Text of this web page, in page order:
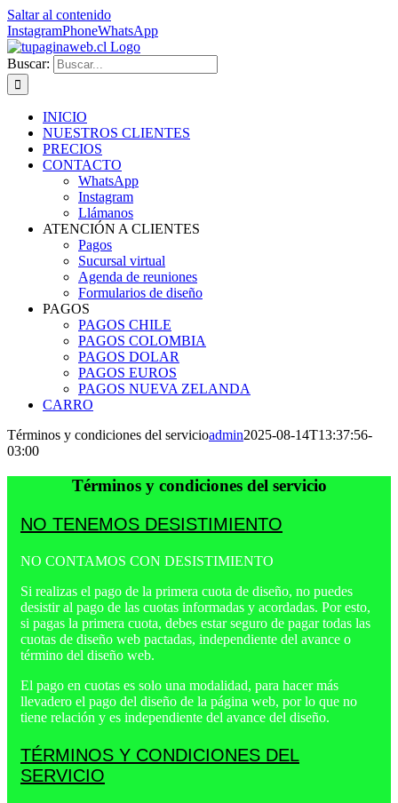
Saltar al contenido
InstagramPhoneWhatsApp
Buscar:
INICIO
NUESTROS CLIENTES
PRECIOS
CONTACTO
WhatsApp
Instagram
Llámanos
ATENCIÓN A CLIENTES
Pagos
Sucursal virtual
Agenda de reuniones
Formularios de diseño
PAGOS
PAGOS CHILE
PAGOS COLOMBIA
PAGOS DOLAR
PAGOS EUROS
PAGOS NUEVA ZELANDA
CARRO
Términos y condiciones del servicioadmin2025-08-14T13:37:56-
03:00
Términos y condiciones del servicio
NO TENEMOS DESISTIMIENTO
NO CONTAMOS CON DESISTIMIENTO
Si realizas el pago de la primera cuota de diseño, no puedes
desistir al pago de las cuotas informadas y acordadas. Por esto,
si pagas la primera cuota, debes estar seguro de pagar todas las
cuotas de diseño web pactadas, independiente del avance o
término del diseño web.
El pago en cuotas es solo una modalidad, para hacer más
llevadero el pago del diseño de la página web, por lo que no
tiene relación y es independiente del avance del diseño.
TÉRMINOS Y CONDICIONES DEL
SERVICIO